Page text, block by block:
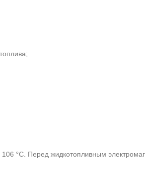
°C. Перед жидкотопливным